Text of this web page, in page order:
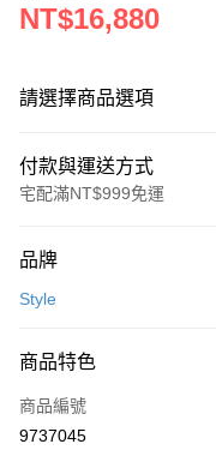
NT$16,880
請選擇商品選項
付款與運送方式
宅配滿NT$999免運
信用卡一次付款
3 期 0 利率 每期
合作金庫商業銀行
上海商業儲蓄銀行
合作金庫商業銀行
即享券
品牌
Style
商品特色
商品編號
9737045